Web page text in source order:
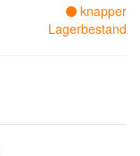
knapper
Lagerbestand